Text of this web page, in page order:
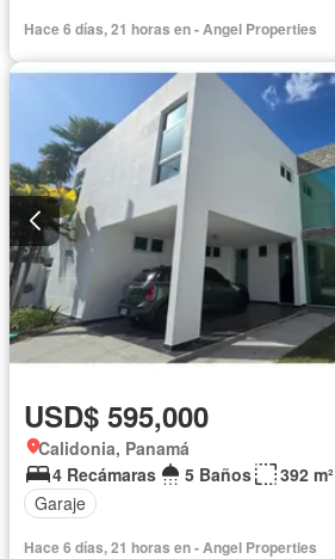
Hace 6 días, 21 horas en - Angel Properties
USD$ 595,000
Calidonia, Panamá
4 Recámaras
5 Baños
392 m²
Garaje
Hace 6 días, 21 horas en - Angel Properties